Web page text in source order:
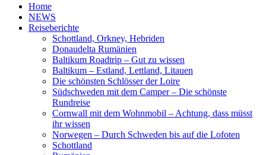
Home
NEWS
Reiseberichte
Schottland, Orkney, Hebriden
Donaudelta Rumänien
Baltikum Roadtrip – Gut zu wissen
Baltikum – Estland, Lettland, Litauen
Die schönsten Schlösser der Loire
Südschweden mit dem Camper – Die schönste
Rundreise
Cornwall mit dem Wohnmobil – Achtung, dass müsst
ihr wissen
Norwegen – Durch Schweden bis auf die Lofoten
Schottland